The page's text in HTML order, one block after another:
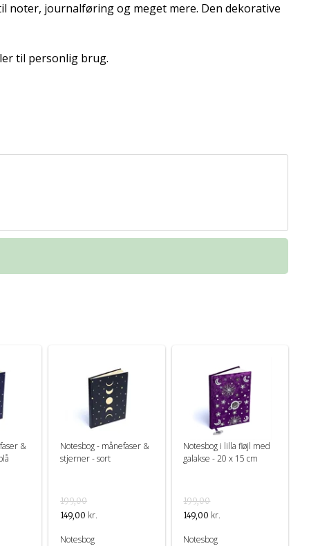
noter, journalføring og meget mere. Den dekorative
til personlig brug.
&
Notesbog - månefaser &
stjerner - sort
199,00
149,00 kr.
Notesbog
Notesbog i lilla fløjl med
galakse - 20 x 15 cm
199,00
149,00 kr.
Notesbog